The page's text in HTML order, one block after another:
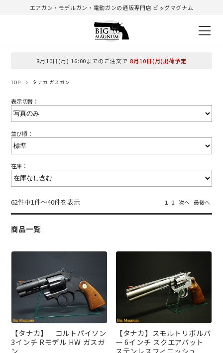
エアガン・モデルガン・電動ガンの通販専門店 ビッグマグナム
8月10日(月) 16:00までのご注文で 8月10日(月)出荷予定
TOP タナカ ガスガン
表示切替：
並び順：
在庫：
62件中1件～40件を表示 1 2 次へ 最後へ
商品一覧
【タナカ】 コルトパイソン
3インチ Rモデル HW ガスガ
ン
【タナカ】スモルトリボルバ
ー 6インチ スクエアバット
ステンレスフィニッシュ